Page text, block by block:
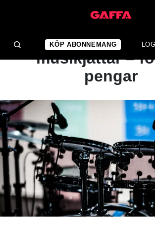
KÖP ABONNEMANG
NYHET
Fackförbund
musikjättar –
pengar